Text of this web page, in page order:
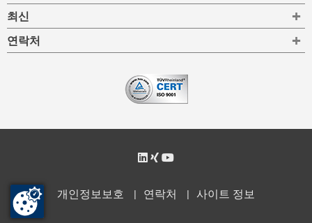
최신
연락처
개인정보보호 연락처 사이트 정보